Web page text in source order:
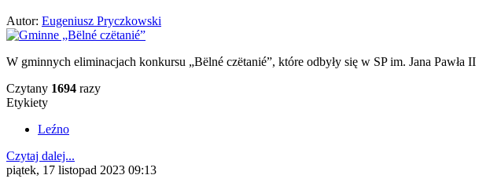
Autor: Eugeniusz Pryczkowski
W gminnych eliminacjach konkursu „Bëlné czëtanié”, które odbyły się w SP im. Jana Pawła
Czytany 1694 razy
Etykiety
Leźno
Czytaj dalej...
piątek, 17 listopad 2023 09:13